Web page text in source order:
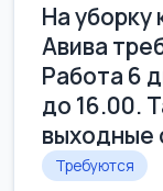
На уборку
Авива
Работа 6
до 16.00.
выходные
Требуются